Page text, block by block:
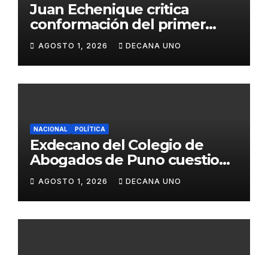
Juan Echenique critica
conformación del primer
gabinete ministerial de Keiko
Fujimori
AGOSTO 1, 2026 DECANA UNO
NACIONAL POLÍTICA
Exdecano del Colegio de
Abogados de Puno cuestiona
propuestas sobre seguridad
ciudadana
AGOSTO 1, 2026 DECANA UNO